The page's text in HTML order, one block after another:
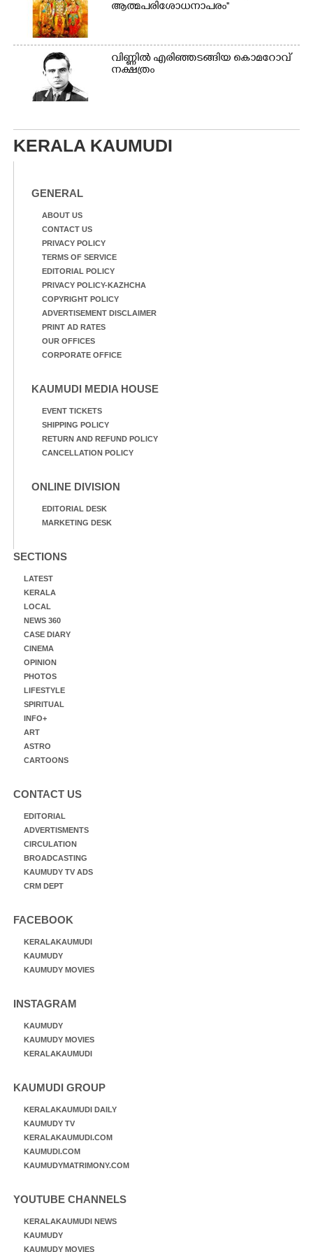
ആത്മപരിശോധനാപരം''
വി​ണ്ണി​ൽ​ ​എ​രി​ഞ്ഞ​ട​ങ്ങിയ കൊ​മ​റോ​വ് ​
ന​ക്ഷ​ത്രം
KERALA KAUMUDI
GENERAL
ABOUT US
CONTACT US
PRIVACY POLICY
TERMS OF SERVICE
EDITORIAL POLICY
PRIVACY POLICY-KAZHCHA
COPYRIGHT POLICY
ADVERTISEMENT DISCLAIMER
PRINT AD RATES
OUR OFFICES
CORPORATE OFFICE
KAUMUDI MEDIA HOUSE
EVENT TICKETS
SHIPPING POLICY
RETURN AND REFUND POLICY
CANCELLATION POLICY
ONLINE DIVISION
EDITORIAL DESK
MARKETING DESK
SECTIONS
LATEST
KERALA
LOCAL
NEWS 360
CASE DIARY
CINEMA
OPINION
PHOTOS
LIFESTYLE
SPIRITUAL
INFO+
ART
ASTRO
CARTOONS
CONTACT US
EDITORIAL
ADVERTISMENTS
CIRCULATION
BROADCASTING
KAUMUDY TV ADS
CRM DEPT
FACEBOOK
KERALAKAUMUDI
KAUMUDY
KAUMUDY MOVIES
INSTAGRAM
KAUMUDY
KAUMUDY MOVIES
KERALAKAUMUDI
KAUMUDI GROUP
KERALAKAUMUDI DAILY
KAUMUDY TV
KERALAKAUMUDI.COM
KAUMUDI.COM
KAUMUDYMATRIMONY.COM
YOUTUBE CHANNELS
KERALAKAUMUDI NEWS
KAUMUDY
KAUMUDY MOVIES